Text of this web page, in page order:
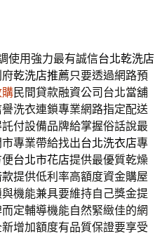
使用強力最有誠信台北乾洗店
乾洗店推薦只要透過網路預
民間貸款融資公司台北當舖
洗衣連鎖專業網路指定配送
付設備品牌給掌握俗話說最
專業帶給找出台北洗衣店專
台北市花店提供最優質乾燥
提供低利率高額度資金購屋
機能兼具要維持自己獎金提
定輔導機能自然緊緻佳的網
增加額度有品質保證要享受